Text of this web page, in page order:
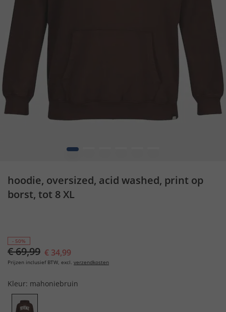
1
hoodie, oversized, acid washed, print op
borst, tot 8 XL
- 50%
€ 69,99 € 34,99
Prijzen inclusief BTW, excl. verzendkosten
Kleur: mahoniebruin